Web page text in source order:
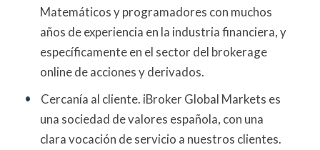
Matemáticos y programadores con muchos
años de experiencia en la industria financiera, y
específicamente en el sector del brokerage
online de acciones y derivados.
Cercanía al cliente. iBroker Global Markets es
una sociedad de valores española, con una
clara vocación de servicio a nuestros clientes.